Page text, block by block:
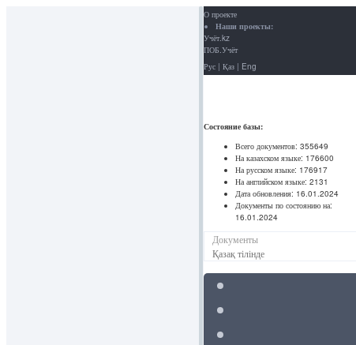
О проекте
Наши проекты:
Учёт.kz
ПОБ.Учёт
Рус | Қаз | Eng
Состояние базы:
Всего документов: 355649
На казахском языке: 176600
На русском языке: 176917
На английском языке: 2131
Дата обновления: 16.01.2024
Документы по состоянию на:
16.01.2024
Документы
Қазақ тілінде